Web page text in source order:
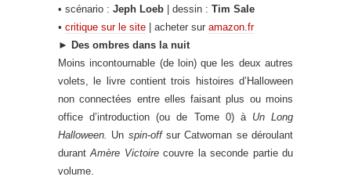
• scénario : Jeph Loeb | dessin : Tim Sale
• critique sur le site | acheter sur amazon.fr
► Des ombres dans la nuit
Moins incontournable (de loin) que les deux autres
volets, le livre contient trois histoires d’Halloween
non connectées entre elles faisant plus ou moins
office d’introduction (ou de Tome 0) à Un Long
Halloween. Un spin-offsur Catwoman se déroulant
durantAmère Victoirecouvre la seconde partie du
volume.